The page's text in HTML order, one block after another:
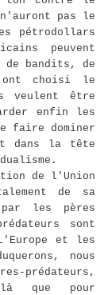
pas le
pétrodollars
peuvent
bandits, de
ont choisi le
veulent être
enfin les
faire dominer
dans la tête
de l'Union
de sa
les pères
sont
et les
nous
prédateurs,
que pour